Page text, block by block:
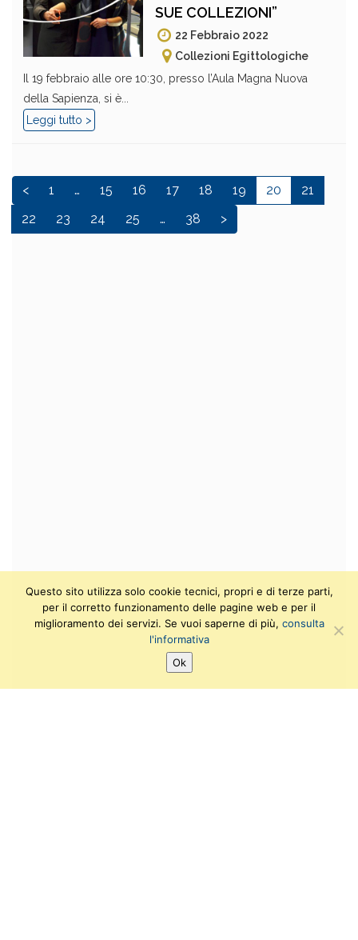
SUE COLLEZIONI”
22 Febbraio 2022
Collezioni Egittologiche
Il 19 febbraio alle ore 10:30, presso l’Aula Magna Nuova
della Sapienza, si è...
Leggi tutto >
< 1 … 15 16 17 18 19 20
21
22
23 24 25 … 38 >
Questo sito utilizza solo cookie tecnici, propri e di terze parti,
per il corretto funzionamento delle pagine web e per il
miglioramento dei servizi. Se vuoi saperne di più, consulta
l'informativa
Ok